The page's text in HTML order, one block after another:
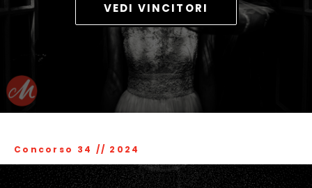
VEDI VINCITORI
Concorso 34 // 2024